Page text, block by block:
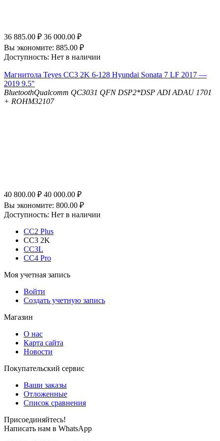
36 885.00 ₽ 36 000.00 ₽
Вы экономите: 885.00 ₽
Доступность: Нет в наличии
Магнитола Teyes CC3 2K 6-128 Hyundai Sonata 7 LF 2017 —
2019 9.5"
BluetoothQualcomm QC3031 QFN DSP2*DSP ADI ADAU 1701
+ ROHM32107
40 800.00 ₽ 40 000.00 ₽
Вы экономите: 800.00 ₽
Доступность: Нет в наличии
CC2 Plus
CC3 2K
CC3L
CC4 Pro
Моя учетная запись
Войти
Создать учетную запись
Магазин
О нас
Карта сайта
Новости
Покупательский сервис
Ваши заказы
Отложенные
Список сравнения
Присоединяйтесь!
Написать нам в WhatsApp